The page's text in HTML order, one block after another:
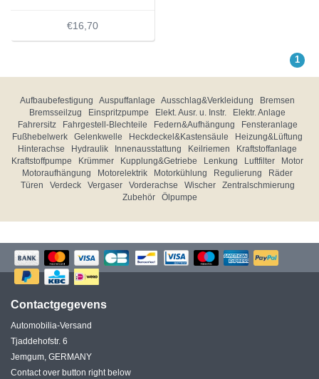
€16,70
1
Aufbaubefestigung Auspuffanlage Ausschlag&Verkleidung
Bremsen
Bremsseilzug
Einspritzpumpe Elekt. Ausr. u. Instr.
Elektr. Anlage
Fahrersitz
Fahrgestell-Blechteile Federn&Aufhängung
Fensteranlage
Fußhebelwerk
Gelenkwelle Heckdeckel&Kastensäule
Heizung&Lüftung
Hinterachse
Hydraulik Innenausstattung Keilriemen
Kraftstoffanlage
Kraftstoffpumpe
Krümmer Kupplung&Getriebe Lenkung Luftfilter
Motor
Motoraufhängung
Motorelektrik Motorkühlung Regulierung
Räder
Türen
Verdeck Vergaser Vorderachse Wischer
Zentralschmierung
Zubehör
Ölpumpe
Contactgegevens
Automobilia-Versand
Tjaddehofstr. 6
Jemgum, GERMANY
Contact over button right below